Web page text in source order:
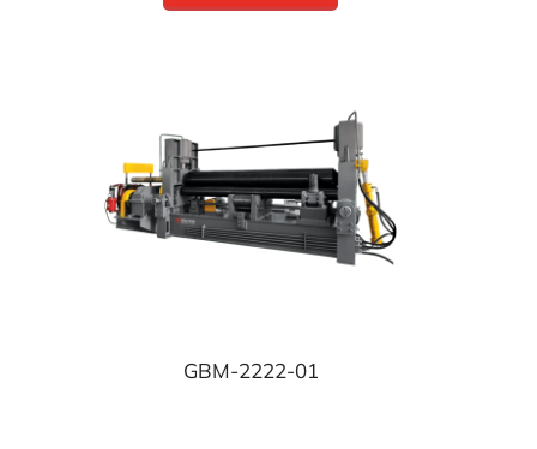
GBM-2222-01